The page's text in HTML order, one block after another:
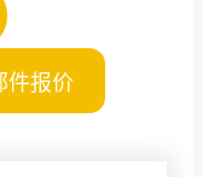
件报价